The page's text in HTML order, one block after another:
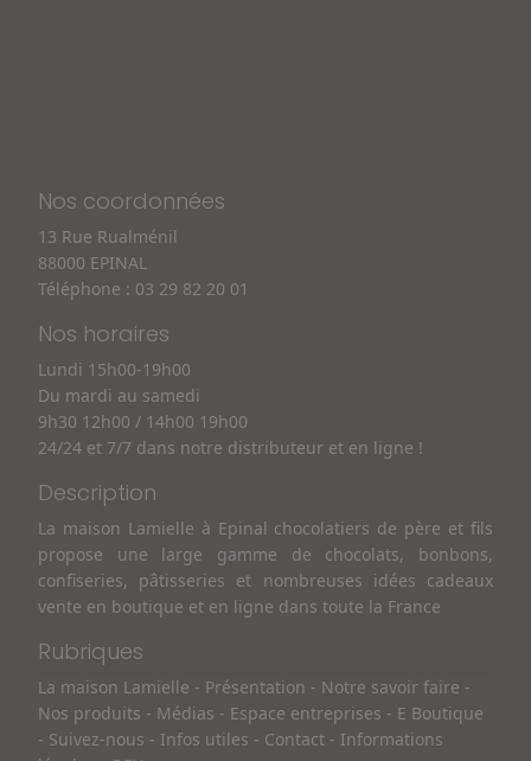
Nos coordonnées
13 Rue Rualménil
88000 EPINAL
Téléphone : 03 29 82 20 01
Nos horaires
Lundi 15h00-19h00
Du mardi au samedi
9h30 12h00 / 14h00 19h00
24/24 et 7/7 dans notre distributeur et en ligne !
Description
La maison Lamielle à Epinal chocolatiers de père et fils
propose une large gamme de chocolats, bonbons,
confiseries, pâtisseries et nombreuses idées cadeaux
vente en boutique et en ligne dans toute la France
Rubriques
La maison Lamielle - Présentation - Notre savoir faire -
Nos produits - Médias - Espace entreprises - E Boutique
- Suivez-nous - Infos utiles - Contact - Informations